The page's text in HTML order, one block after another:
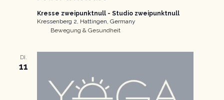
Kresse zweipunktnull - Studio zweipunktnull
Kressenberg 2, Hattingen, Germany
Bewegung & Gesundheit
DI.
11